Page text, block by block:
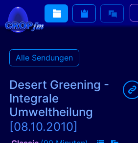
Alle Sendungen
Desert Greening -
Integrale
Umweltheilung
[08.10.2010]